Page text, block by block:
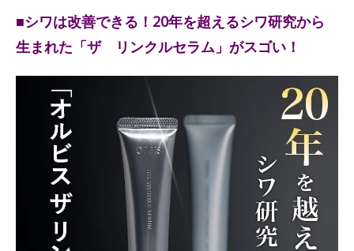
■シワは改善できる！20年を超えるシワ研究から
生まれた「ザ リンクルセラム」がスゴい！